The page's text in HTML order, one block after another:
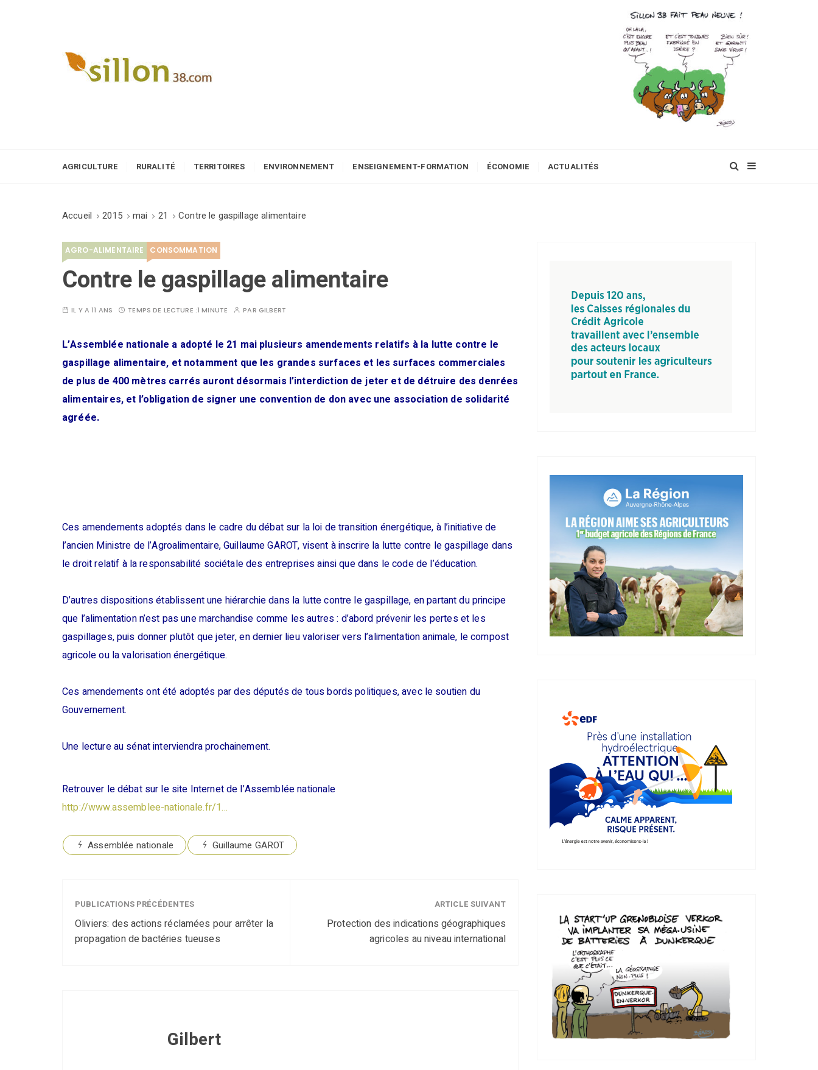
AGRICULTURE RURALITÉ TERRITOIRES ENVIRONNEMENT ENSEIGNEMENT-FORMATION ÉCONOMIE ACTUALITÉS
Accueil 2015 mai 21 Contre le gaspillage alimentaire
AGRO-ALIMENTAIRE CONSOMMATION
Contre le gaspillage alimentaire
IL Y A 11 ANS TEMPS DE LECTURE :1 MINUTE PAR GILBERT
L’Assemblée nationale a adopté le 21 mai plusieurs amendements relatifs à la lutte contre le
gaspillage alimentaire, et notamment que les grandes surfaces et les surfaces commerciales
de plus de 400 mètres carrés auront désormais l’interdiction de jeter et de détruire des denrées
alimentaires, et l’obligation de signer une convention de don avec une association de solidarité
agréée.
Ces amendements adoptés dans le cadre du débat sur la loi de transition énergétique, à l’initiative de
l’ancien Ministre de l’Agroalimentaire, Guillaume GAROT, visent à inscrire la lutte contre le gaspillage dans
le droit relatif à la responsabilité sociétale des entreprises ainsi que dans le code de l’éducation.
D’autres dispositions établissent une hiérarchie dans la lutte contre le gaspillage, en partant du principe
que l’alimentation n’est pas une marchandise comme les autres : d’abord prévenir les pertes et les
gaspillages, puis donner plutôt que jeter, en dernier lieu valoriser vers l’alimentation animale, le compost
agricole ou la valorisation énergétique.
Ces amendements ont été adoptés par des députés de tous bords politiques, avec le soutien du
Gouvernement.
Une lecture au sénat interviendra prochainement.
Retrouver le débat sur le site Internet de l’Assemblée nationale
http://www.assemblee-nationale.fr/1…
Assemblée nationale Guillaume GAROT
PUBLICATIONS PRÉCÉDENTES
Oliviers: des actions réclamées pour arrêter la
propagation de bactéries tueuses
ARTICLE SUIVANT
Protection des indications géographiques
agricoles au niveau international
Gilbert